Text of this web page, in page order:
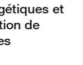
et
de